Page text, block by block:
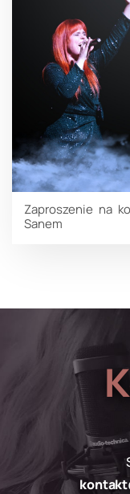
Zaproszenie na
Sanem